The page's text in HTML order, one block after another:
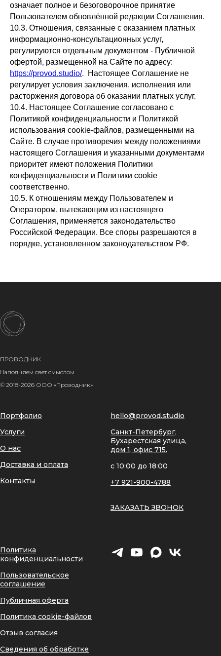
означает полное и безоговорочное принятие
Пользователем обновлённой редакции Соглашения.
10.3. Отношения, связанные с оказанием платных
информационно-консультационных услуг,
регулируются отдельным документом - Публичной
офертой, размещенной на Сайте по адресу:
https://provod.studio/. Настоящее Соглашение не
регулирует условия заключения, исполнения или
расторжения договора об оказании платных услуг.
10.4. Настоящее Соглашение согласовано с
Политикой конфиденциальности и Политикой
использования cookie-файлов, размещенными на
Сайте. В случае противоречия между положениями
настоящего Соглашения и указанными документами
приоритет имеют положения Политики
конфиденциальности и Политики cookie
соответственно.
10.5. К отношениям между Пользователем и
Оператором, вытекающим из настоящего
Соглашения, применяется законодательство
Российской Федерации. Все споры разрешаются в
порядке, установленном законодательством РФ.
ПРОВОДНИК
Наполняем свет смыслом
© 2018-2026 ООО «Проводник»
Портфолио
Услуги
О нас
Доставка и оплата
Контакты
hello@provod.studio
Санкт-Петербург,
Бухарестская улица,
дом 1, офис 715.
с 10:00 до 18:00
+7 921-900-4788
ЗАКАЗАТЬ ЗВОНОК
Политика
конфиденциальности
Пользовательское
соглашение
Публичная оферта
Политика cookie-файлов
Отзыв согласия
Сведения об обработке